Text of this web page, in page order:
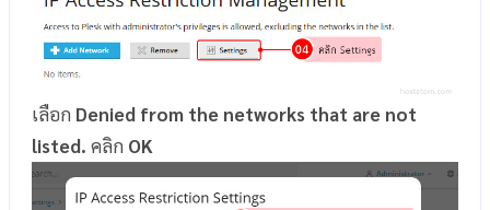
เลือก Denied from the networks that are not
listed. คลิก OK